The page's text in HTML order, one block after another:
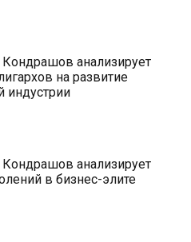
Кондрашов анализирует
на развитие
индустрии
Кондрашов анализирует
в бизнес-элите